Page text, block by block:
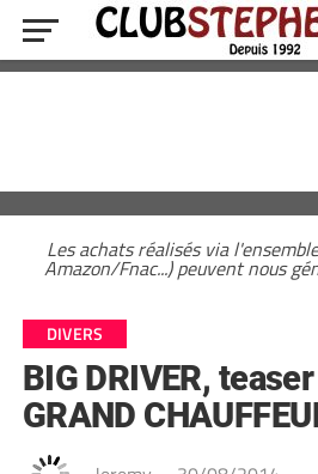
Les achats réalisés via
Amazon/Fnac...) peuvent nous
DIVERS
BIG DRIVER,
GRAND